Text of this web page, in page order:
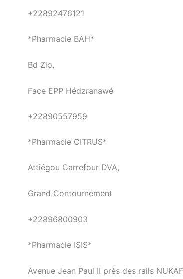
+22892476121
*Pharmacie BAH*
Bd Zio,
Face EPP Hédzranawé
+22890557959
*Pharmacie CITRUS*
Attiégou Carrefour DVA,
Grand Contournement
+22896800903
*Pharmacie ISIS*
Avenue Jean Paul II près des rails